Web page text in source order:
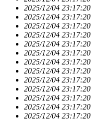
2025/12/04 23:17:20
2025/12/04 23:17:20
2025/12/04 23:17:20
2025/12/04 23:17:20
2025/12/04 23:17:20
2025/12/04 23:17:20
2025/12/04 23:17:20
2025/12/04 23:17:20
2025/12/04 23:17:20
2025/12/04 23:17:20
2025/12/04 23:17:20
2025/12/04 23:17:20
2025/12/04 23:17:20